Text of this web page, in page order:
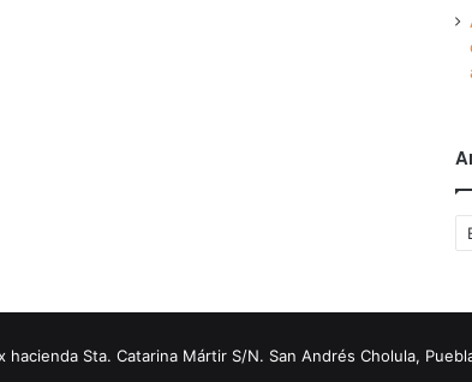
Sta. Catarina Mártir S/N. San Andrés Cholula,